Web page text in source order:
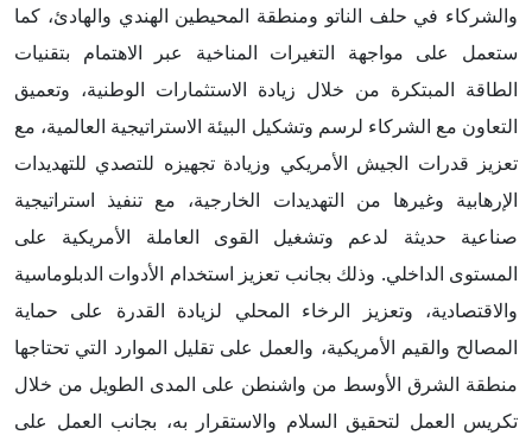
والشركاء في حلف الناتو ومنطقة المحيطين الهندي والهادئ، كما
ستعمل على مواجهة التغيرات المناخية عبر الاهتمام بتقنيات
الطاقة المبتكرة من خلال زيادة الاستثمارات الوطنية، وتعميق
التعاون مع الشركاء لرسم وتشكيل البيئة الاستراتيجية العالمية، مع
تعزيز قدرات الجيش الأمريكي وزيادة تجهيزه للتصدي للتهديدات
الإرهابية وغيرها من التهديدات الخارجية، مع تنفيذ استراتيجية
صناعية حديثة لدعم وتشغيل القوى العاملة الأمريكية على
المستوى الداخلي. وذلك بجانب تعزيز استخدام الأدوات الدبلوماسية
والاقتصادية، وتعزيز الرخاء المحلي لزيادة القدرة على حماية
المصالح والقيم الأمريكية، والعمل على تقليل الموارد التي تحتاجها
منطقة الشرق الأوسط من واشنطن على المدى الطويل من خلال
تكريس العمل لتحقيق السلام والاستقرار به، بجانب العمل على